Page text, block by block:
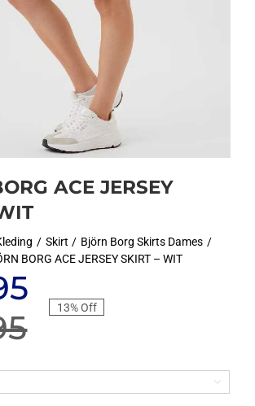
ACE JERSEY
Skirt
Björn Borg Skirts Dames
BORG ACE JERSEY SKIRT – WIT
13% Off
